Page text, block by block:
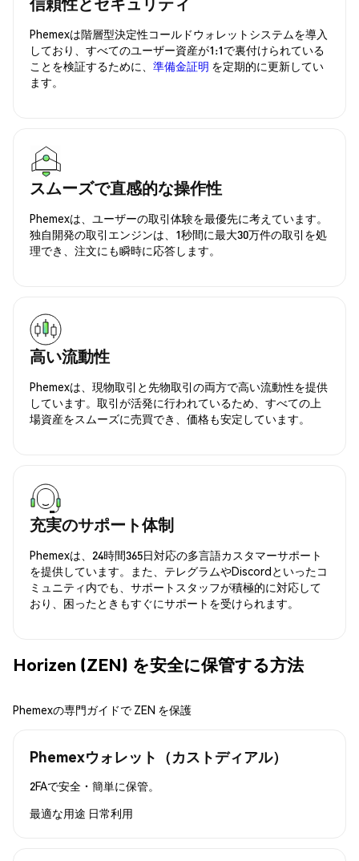
Phemexは階層型決定性コールドウォレットシステムを導入
しており、すべてのユーザー資産が1:1で裏付けられている
ことを検証するために、 準備金証明 を定期的に更新してい
ます。
スムーズで直感的な操作性
Phemexは、ユーザーの取引体験を最優先に考えています。
独自開発の取引エンジンは、1秒間に最大30万件の取引を処
理でき、注文にも瞬時に応答します。
高い流動性
Phemexは、現物取引と先物取引の両方で高い流動性を提供
しています。取引が活発に行われているため、すべての上
場資産をスムーズに売買でき、価格も安定しています。
充実のサポート体制
Phemexは、24時間365日対応の多言語カスタマーサポート
を提供しています。また、テレグラムやDiscordといったコ
ミュニティ内でも、サポートスタッフが積極的に対応して
おり、困ったときもすぐにサポートを受けられます。
Horizen (ZEN) を安全に保管する方法
Phemexの専門ガイドで ZEN を保護
Phemexウォレット（カストディアル）
2FAで安全・簡単に保管。
最適な用途 日常利用